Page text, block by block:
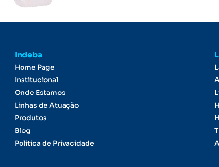
Indeba
Home Page
Institucional
Onde Estamos
Linhas de Atuação
Produtos
Blog
Politica de Privacidade